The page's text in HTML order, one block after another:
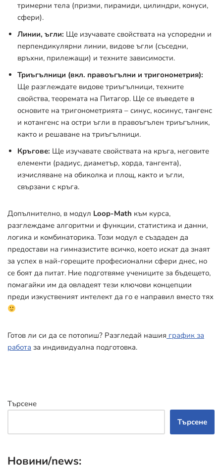
тримерни тела (призми, пирамиди, цилиндри, конуси,
сфери).
Линии, ъгли: Ще изучавате свойствата на успоредни и
перпендикулярни линии, видове ъгли (съседни,
връхни, прилежащи) и техните зависимости.
Триъгълници (вкл. правоъгълни и тригонометрия):
Ще разглеждате видове триъгълници, техните
свойства, теоремата на Питагор. Ще се въведете в
основите на тригонометрията – синус, косинус, тангенс
и котангенс на остри ъгли в правоъгълен триъгълник,
както и решаване на триъгълници.
Кръгове: Ще изучавате свойствата на кръга, неговите
елементи (радиус, диаметър, хорда, тангента),
изчисляване на обиколка и площ, както и ъгли,
свързани с кръга.
Допълнително, в модул Loop-Math към курса,
разглеждаме алгоритми и функции, статистика и данни,
логика и комбинаторика. Този модул е създаден да
предостави на гимназистите всичко, което искат да знаят
за успех в най-горещите професионални сфери днес, но
се боят да питат. Ние подготвяме учениците за бъдещето,
помагайки им да овладеят тези ключови концепции
преди изкуственият интелект да го е направил вместо тях
Готов ли си да се потопиш? Разгледай нашия график за
работа за индивидуална подготовка.
Търсене
Търсене
Новини/news: